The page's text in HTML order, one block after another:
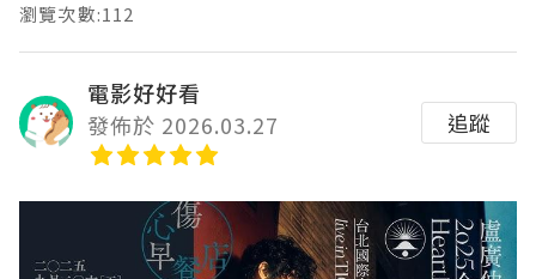
瀏覽次數:112
電影好好看
發佈於 2026.03.27
追蹤